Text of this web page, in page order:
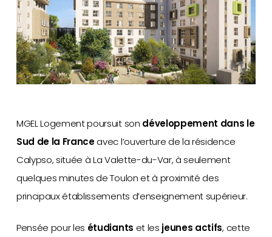
MGEL Logement poursuit son développement dans le
Sud de la Franceavec l’ouverture de la résidence
Calypso, située à La Valette-du-Var, à seulement
quelques minutes de Toulon et à proximité des
principaux établissements d’enseignement supérieur.
Pensée pour les étudiants et les jeunes actifs, cette